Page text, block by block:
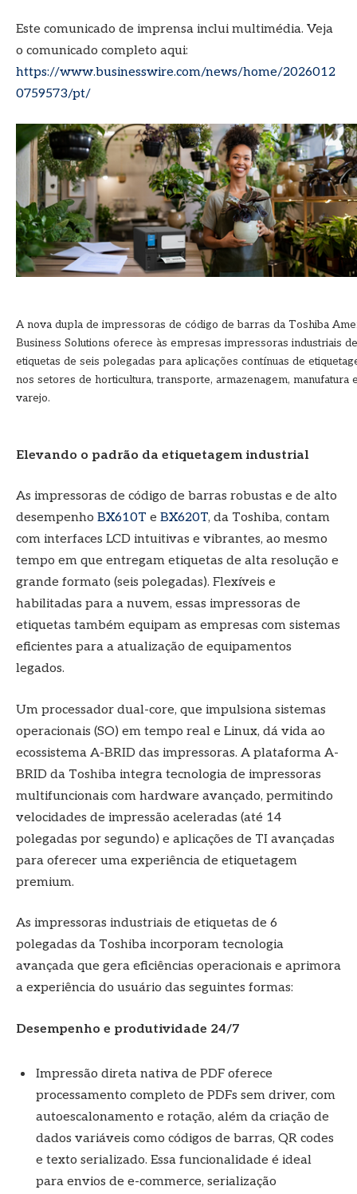
Este comunicado de imprensa inclui multimédia. Veja
o comunicado completo aqui:
https://www.businesswire.com/news/home/2026012
0759573/pt/
A nova dupla de impressoras de código de barras da Toshiba
Business Solutions oferece às empresas impressoras industriais de
etiquetas de seis polegadas para aplicações contínuas de
nos setores de horticultura, transporte, armazenagem, manufatura
varejo.
Elevando o padrão da etiquetagem industrial
As impressoras de código de barras robustas e de alto
desempenho BX610T e BX620T, da Toshiba, contam
com interfaces LCD intuitivas e vibrantes, ao mesmo
tempo em que entregam etiquetas de alta resolução e
grande formato (seis polegadas). Flexíveis e
habilitadas para a nuvem, essas impressoras de
etiquetas também equipam as empresas com sistemas
eficientes para a atualização de equipamentos
legados.
Um processador dual-core, que impulsiona sistemas
operacionais (SO) em tempo real e Linux, dá vida ao
ecossistema A-BRID das impressoras. A plataforma A-
BRID da Toshiba integra tecnologia de impressoras
multifuncionais com hardware avançado, permitindo
velocidades de impressão aceleradas (até 14
polegadas por segundo) e aplicações de TI avançadas
para oferecer uma experiência de etiquetagem
premium.
As impressoras industriais de etiquetas de 6
polegadas da Toshiba incorporam tecnologia
avançada que gera eficiências operacionais e aprimora
a experiência do usuário das seguintes formas:
Desempenho e produtividade 24/7
Impressão direta nativa de PDF oferece
processamento completo de PDFs sem driver, com
autoescalonamento e rotação, além da criação de
dados variáveis como códigos de barras, QR codes
e texto serializado. Essa funcionalidade é ideal
para envios de e-commerce, serialização